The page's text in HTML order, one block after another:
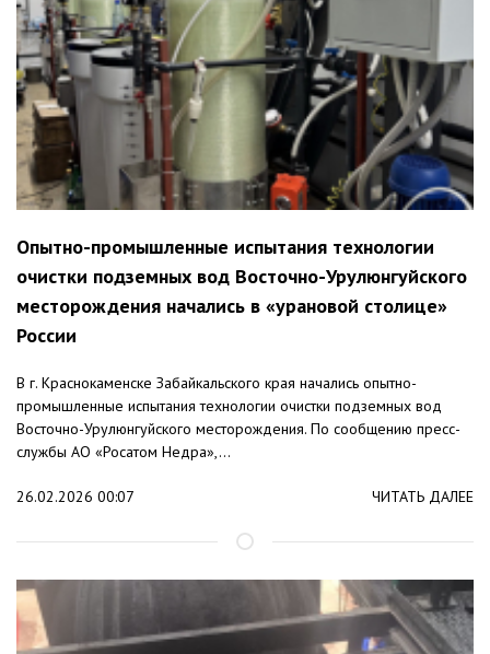
Опытно-промышленные испытания технологии
очистки подземных вод Восточно-Урулюнгуйского
месторождения начались в «урановой столице»
России
В г. Краснокаменске Забайкальского края начались опытно-
промышленные испытания технологии очистки подземных вод
Восточно-Урулюнгуйского месторождения. По сообщению пресс-
службы АО «Росатом Недра»,...
26.02.2026 00:07 ЧИТАТЬ ДАЛЕЕ